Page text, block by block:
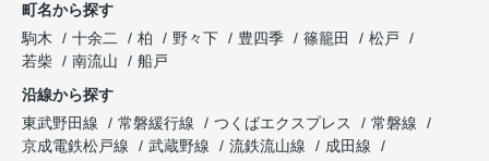
町名から探す
駒木
十余二 柏 野々下 豊四季 篠籠田
松戸
若柴
南流山
船戸
沿線から探す
東武野田線
常磐緩行線 つくばエクスプレス
常磐線
京成電鉄松戸線
武蔵野線 流鉄流山線
成田線